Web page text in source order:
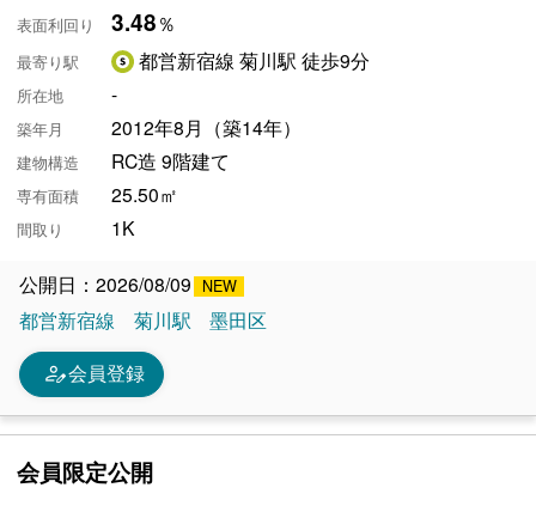
表面利回り 3.48％
最寄り駅 都営新宿線 菊川駅 徒歩9分
所在地 -
築年月 2012年8月（築14年）
建物構造 RC造 9階建て
専有面積 25.50㎡
間取り 1K
公開日：2026/08/09
都営新宿線
菊川駅 墨田区
person_edit会員登録
会員限定公開